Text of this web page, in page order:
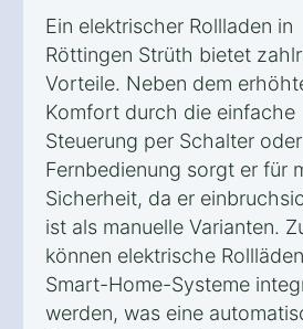
Ein elektrischer Rollladen in
Röttingen Strüth bietet
Vorteile. Neben dem
Komfort durch die einfache
Steuerung per Schalter oder
Fernbedienung sorgt er für
Sicherheit, da er
ist als manuelle Varianten.
können elektrische
Smart-Home-Systeme
werden, was eine